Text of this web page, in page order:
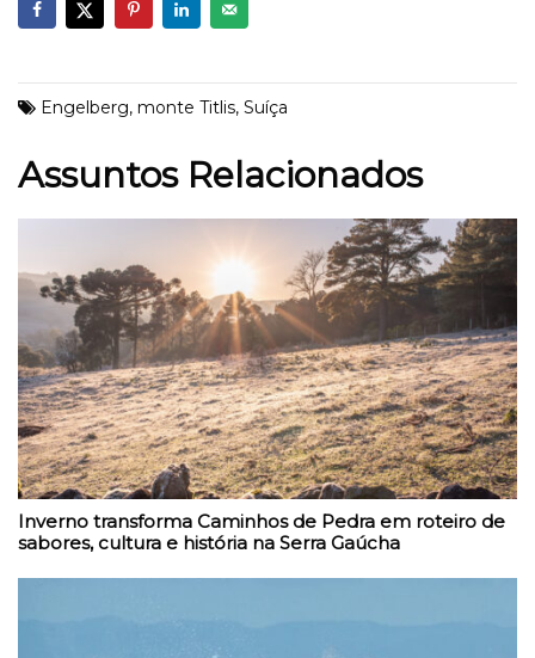
Engelberg, monte Titlis, Suíça
Assuntos Relacionados
Inverno transforma Caminhos de Pedra em roteiro de
sabores, cultura e história na Serra Gaúcha